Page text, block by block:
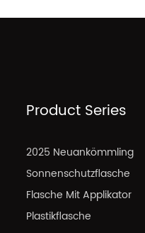
Product Series
2025 Neuankömmling
Sonnenschutzflasche
Flasche Mit Applikator
Plastikflasche